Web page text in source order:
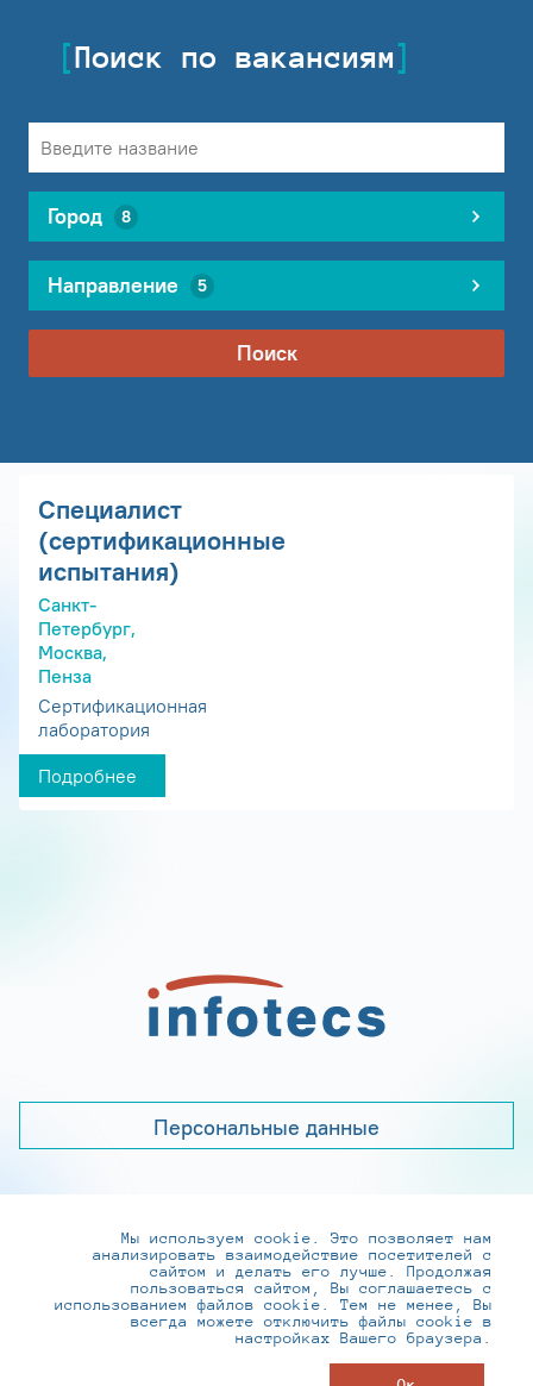
Поиск по вакансиям
Город 8
Направление 5
Поиск
Специалист
(сертификационные
испытания)
Санкт-
Петербург,
Москва,
Пенза
Сертификационная
лаборатория
Подробнее
Персональные данные
+7 (495) 737-6192, 8-800-250-0-260
practice@infotecs.ru,hr@infotecs.ru
127273, г. Москва, Отрадная ул., 2Б строение 1
Мы используем cookie. Это позволяет нам
анализировать взаимодействие посетителей с
сайтом и делать его лучше. Продолжая
пользоваться сайтом, Вы соглашаетесь с
использованием файлов cookie. Тем не менее, Вы
всегда можете отключить файлы cookie в
настройках Вашего браузера.